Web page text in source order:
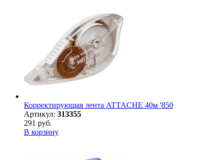
Корректирующая лента ATTACHE 40м '850
Артикул: 313355
291 руб.
В корзину